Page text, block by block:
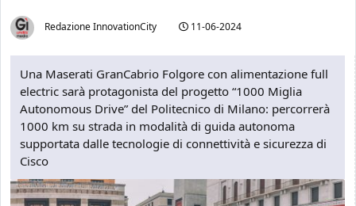
Redazione InnovationCity 11-06-2024
Una Maserati GranCabrio Folgore con alimentazione full
electric sarà protagonista del progetto “1000 Miglia
Autonomous Drive” del Politecnico di Milano: percorrerà
1000 km su strada in modalità di guida autonoma
supportata dalle tecnologie di connettività e sicurezza di
Cisco